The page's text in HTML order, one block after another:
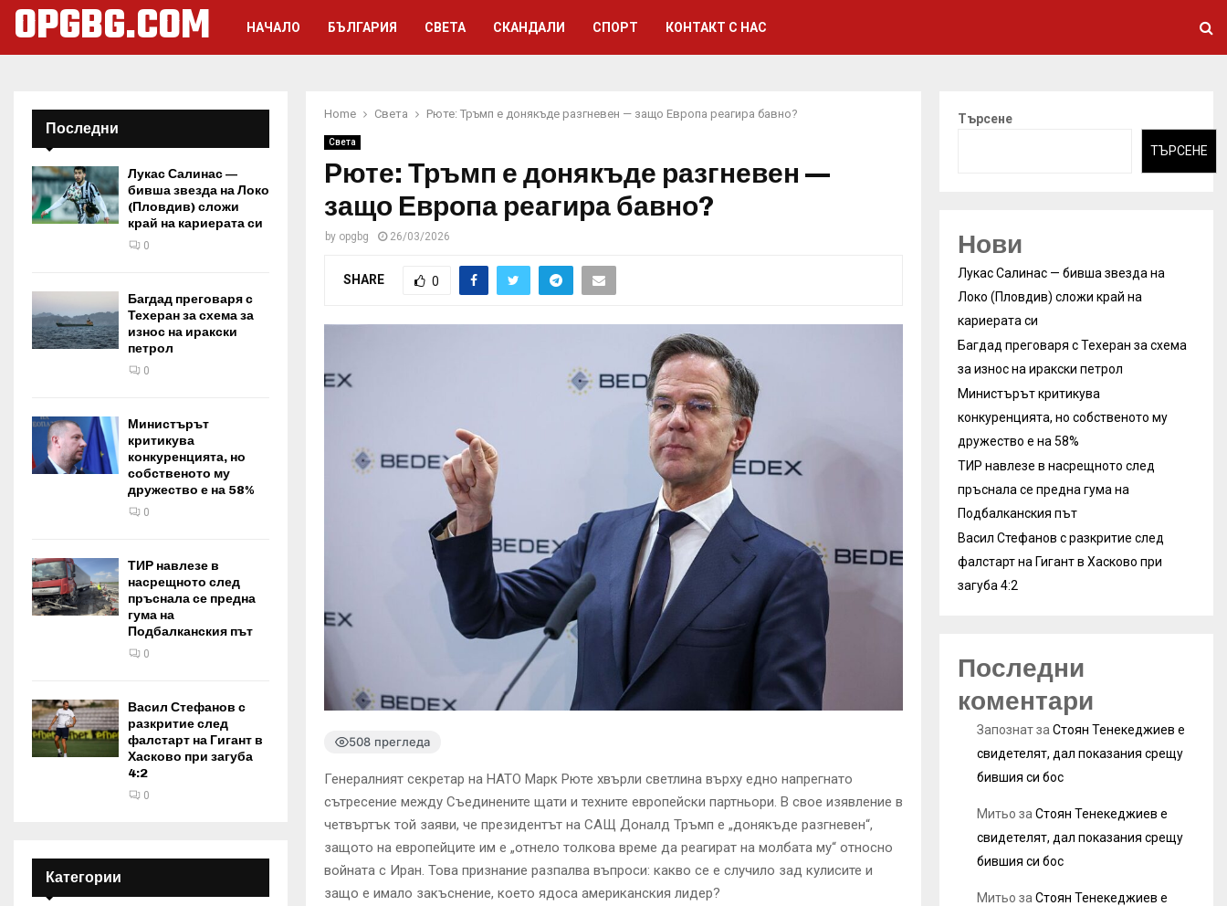
OPGBG.COM НАЧАЛО БЪЛГАРИЯ СВЕТА СКАНДАЛИ СПОРТ КОНТАКТ С НАС
Home Света Рюте: Тръмп е донякъде разгневен — защо Европа реагира бавно?
Света
Рюте: Тръмп е донякъде разгневен —
защо Европа реагира бавно?
by opgbg 26/03/2026
SHARE 0
508 прегледа
Генералният секретар на НАТО Марк Рюте хвърли светлина върху едно напрегнато
сътресение между Съединените щати и техните европейски партньори. В свое изявление в
четвъртък той заяви, че президентът на САЩ Доналд Тръмп е „донякъде разгневен“,
защото на европейците им е „отнело толкова време да реагират на молбата му“ относно
войната с Иран. Това признание разпалва въпроси: какво се е случило зад кулисите и
защо е имало закъснение, което ядоса американския лидер?
Последни
Лукас Салинас —
бивша звезда на Локо
(Пловдив) сложи
край на кариерата си
0
Багдад преговаря с
Техеран за схема за
износ на иракски
петрол
0
Министърът
критикува
конкуренцията, но
собственото му
дружество е на 58%
0
ТИР навлезе в
насрещното след
пръснала се предна
гума на
Подбалканския път
0
Васил Стефанов с
разкритие след
фалстарт на Гигант в
Хасково при загуба
4:2
0
Категории
Търсене
ТЪРСЕНЕ
Нови
Лукас Салинас — бивша звезда на
Локо (Пловдив) сложи край на
кариерата си
Багдад преговаря с Техеран за схема
за износ на иракски петрол
Министърът критикува
конкуренцията, но собственото му
дружество е на 58%
ТИР навлезе в насрещното след
пръснала се предна гума на
Подбалканския път
Васил Стефанов с разкритие след
фалстарт на Гигант в Хасково при
загуба 4:2
Последни
коментари
Запознатза Стоян Тенекеджиев е
свидетелят, дал показания срещу
бившия си бос
Митьо за Стоян Тенекеджиев е
свидетелят, дал показания срещу
бившия си бос
Митьо за Стоян Тенекеджиев е